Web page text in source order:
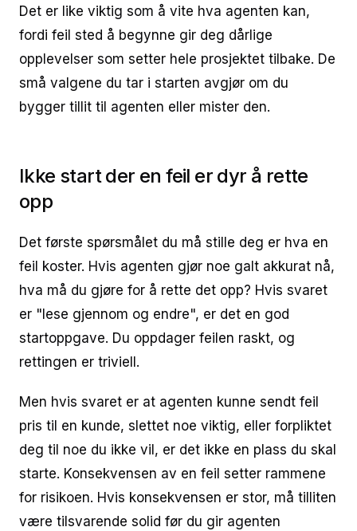
Det er like viktig som å vite hva agenten kan,
fordi feil sted å begynne gir deg dårlige
opplevelser som setter hele prosjektet tilbake. De
små valgene du tar i starten avgjør om du
bygger tillit til agenten eller mister den.
Ikke start der en feil er dyr å rette
opp
Det første spørsmålet du må stille deg er hva en
feil koster. Hvis agenten gjør noe galt akkurat nå,
hva må du gjøre for å rette det opp? Hvis svaret
er "lese gjennom og endre", er det en god
startoppgave. Du oppdager feilen raskt, og
rettingen er triviell.
Men hvis svaret er at agenten kunne sendt feil
pris til en kunde, slettet noe viktig, eller forpliktet
deg til noe du ikke vil, er det ikke en plass du skal
starte. Konsekvensen av en feil setter rammene
for risikoen. Hvis konsekvensen er stor, må tilliten
være tilsvarende solid før du gir agenten